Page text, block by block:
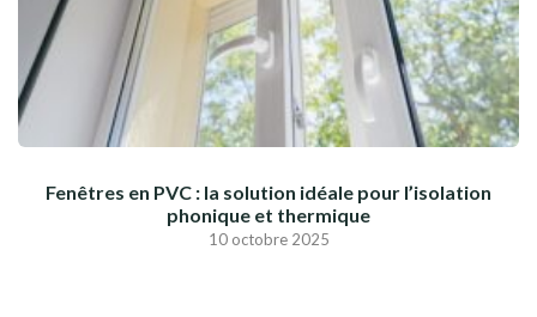
Fenêtres en PVC : la solution idéale pour l’isolation
phonique et thermique
10 octobre 2025